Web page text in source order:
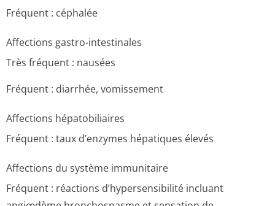
Fréquent : céphalée
Affections gastro-intestinales
Très fréquent : nausées
Fréquent : diarrhée, vomissement
Affections hépatobiliaires
Fréquent : taux d’enzymes hépatiques élevés
Affections du système immunitaire
Fréquent : réactions d’hypersensibilité incluant